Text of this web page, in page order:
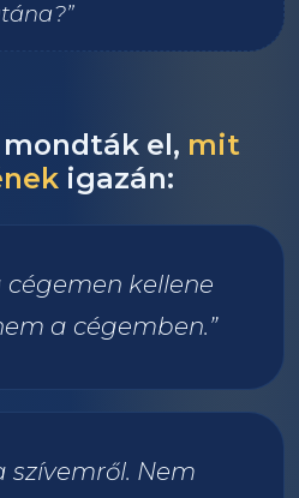
el, mit
igazán:
cégemen kellene
a cégemben.”
szívemről. Nem